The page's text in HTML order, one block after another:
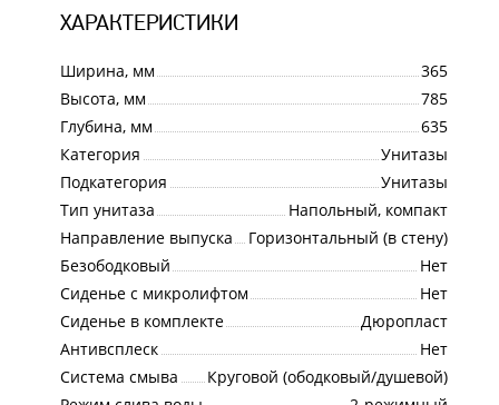
ХАРАКТЕРИСТИКИ
Ширина, мм
365
Высота, мм
785
Глубина, мм
635
Категория
Унитазы
Подкатегория
Унитазы
Тип унитаза
Напольный, компакт
Направление выпуска
Горизонтальный (в стену)
Безободковый
Нет
Сиденье с микролифтом
Нет
Сиденье в комплекте
Дюропласт
Антивсплеск
Нет
Система смыва
Круговой (ободковый/душевой)